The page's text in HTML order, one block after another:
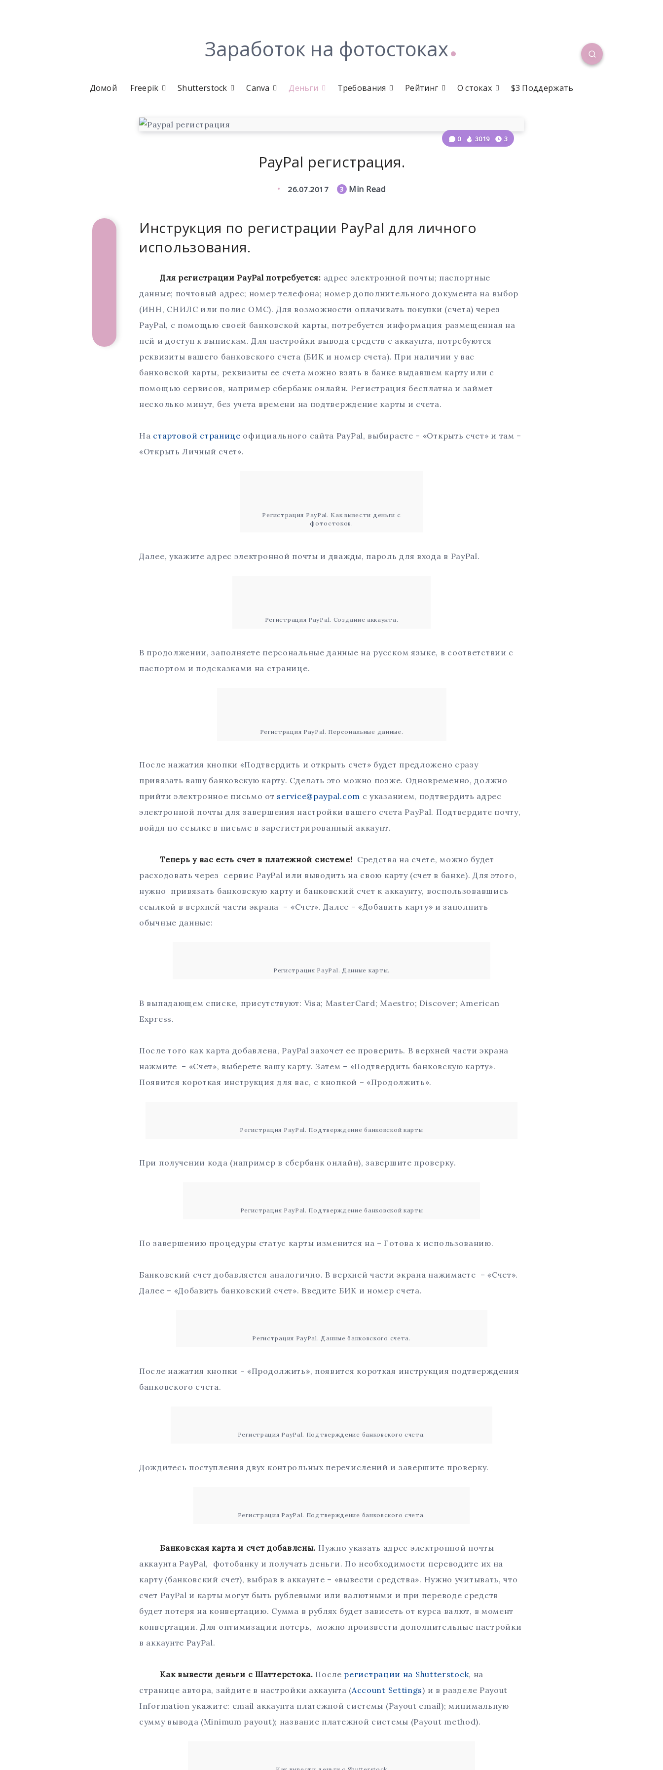
Заработок на фотостоках
Домой Freepik Shutterstock Canva Деньги Требования Рейтинг О стоках $3 Поддержать
0 3019 3
PayPal регистрация.
26.07.2017 3 Min Read
Инструкция по регистрации PayPal для личного
использования.
Для регистрации PayPal потребуется: адрес электронной почты; паспортные
данные; почтовый адрес; номер телефона; номер дополнительного документа на выбор
(ИНН, СНИЛС или полис ОМС). Для возможности оплачивать покупки (счета) через
PayPal, с помощью своей банковской карты, потребуется информация размещенная на
ней и доступ к выпискам. Для настройки вывода средств с аккаунта, потребуются
реквизиты вашего банковского счета (БИК и номер счета). При наличии у вас
банковской карты, реквизиты ее счета можно взять в банке выдавшем карту или с
помощью сервисов, например сбербанк онлайн. Регистрация бесплатна и займет
несколько минут, без учета времени на подтверждение карты и счета.
На стартовой странице официального сайта PayPal, выбираете – «Открыть счет» и там –
«Открыть Личный счет».
Регистрация PayPal. Как вывести деньги с
фотостоков.
Далее, укажите адрес электронной почты и дважды, пароль для входа в PayPal.
Регистрация PayPal. Создание аккаунта.
В продолжении, заполняете персональные данные на русском языке, в соответствии с
паспортом и подсказками на странице.
Регистрация PayPal. Персональные данные.
После нажатия кнопки «Подтвердить и открыть счет» будет предложено сразу
привязать вашу банковскую карту. Сделать это можно позже. Одновременно, должно
прийти электронное письмо от service@paypal.com c указанием, подтвердить адрес
электронной почты для завершения настройки вашего счета PayPal. Подтвердите почту,
войдя по ссылке в письме в зарегистрированный аккаунт.
Теперь у вас есть счет в платежной системе! Средства на счете, можно будет
расходовать через сервис PayPal или выводить на свою карту (счет в банке). Для этого,
нужно привязать банковскую карту и банковский счет к аккаунту, воспользовавшись
ссылкой в верхней части экрана – «Счет». Далее – «Добавить карту» и заполнить
обычные данные:
Регистрация PayPal. Данные карты.
В выпадающем списке, присутствуют: Visa; MasterCard; Maestro; Discover; American
Express.
После того как карта добавлена, PayPal захочет ее проверить. В верхней части экрана
нажмите – «Счет», выберете вашу карту. Затем – «Подтвердить банковскую карту».
Появится короткая инструкция для вас, с кнопкой – «Продолжить».
Регистрация PayPal. Подтверждение банковской карты
При получении кода (например в сбербанк онлайн), завершите проверку.
Регистрация PayPal. Подтверждение банковской карты
По завершению процедуры статус карты изменится на – Готова к использованию.
Банковский счет добавляется аналогично. В верхней части экрана нажимаете – «Счет».
Далее – «Добавить банковский счет». Введите БИК и номер счета.
Регистрация PayPal. Данные банковского счета.
После нажатия кнопки – «Продолжить», появится короткая инструкция подтверждения
банковского счета.
Регистрация PayPal. Подтверждение банковского счета.
Дождитесь поступления двух контрольных перечислений и завершите проверку.
Регистрация PayPal. Подтверждение банковского счета.
Банковская карта и счет добавлены. Нужно указать адрес электронной почты
аккаунта PayPal, фотобанку и получать деньги. По необходимости переводите их на
карту (банковский счет), выбрав в аккаунте – «вывести средства». Нужно учитывать, что
счет PayPal и карты могут быть рублевыми или валютными и при переводе средств
будет потеря на конвертацию. Сумма в рублях будет зависеть от курса валют, в момент
конвертации. Для оптимизации потерь, можно произвести дополнительные настройки
в аккаунте PayPal.
Как вывести деньги с Шаттерстока. После регистрации на Shutterstock, на
странице автора, зайдите в настройки аккаунта (Account Settings) и в разделе Payout
Information укажите: email аккаунта платежной системы (Payout email); минимальную
сумму вывода (Minimum payout); название платежной системы (Payout method).